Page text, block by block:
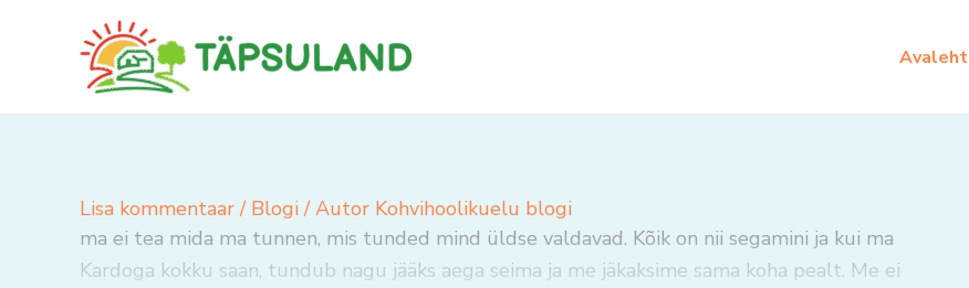
Avaleht
Lisa kommentaar / Blogi/ Autor Kohvihoolikuelu blogi
ma ei tea mida ma tunnen, mis tunded mind üldse valdavad. Kõik on nii segamini ja kui ma
Kardoga kokku saan, tundub nagu jääks aega seima ja me jäkaksime sama koha pealt. Me ei